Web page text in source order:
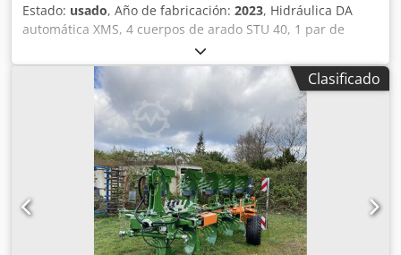
Estado: usado, Año de fabricación: 2023, Hidráulica DA
automática XMS, 4 cuerpos de arado STU 40, 1 par de
cuchillas 4x 430 HD, 1 par de protectores de desgaste, 1
par de 4 rejas delanteras M0 RH65-85, cuchilla de disco
DM 500 para desbloqueo hidráulico de piedras reforzado,
rueda de soporte oscilante DM680. Dwodpfx Acstvf Rwsmja
Clasificado